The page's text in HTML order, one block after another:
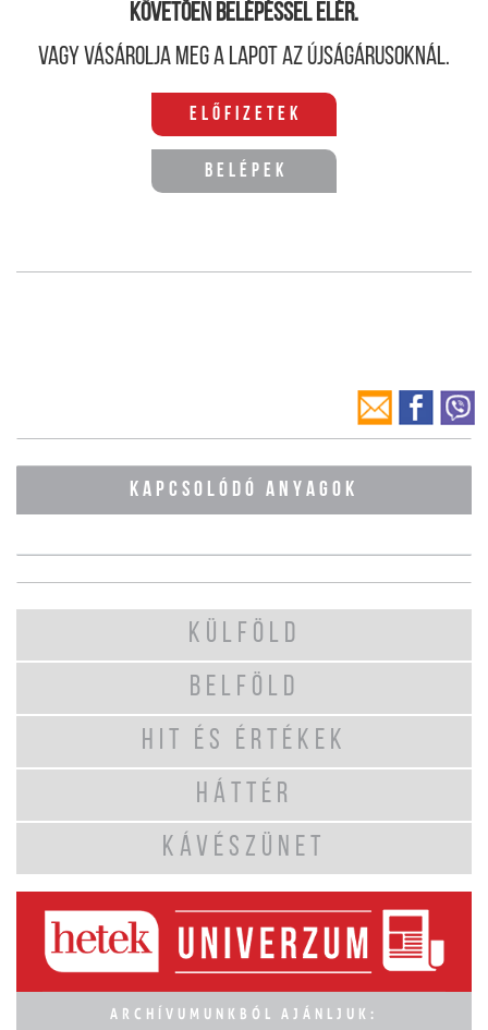
követően belépéssel elér.
Vagy vásárolja meg a lapot az újságárusoknál.
Előfizetek
Belépek
KAPCSOLÓDÓ ANYAGOK
KÜLFÖLD
BELFÖLD
HIT ÉS ÉRTÉKEK
HÁTTÉR
KÁVÉSZÜNET
ARCHÍVUMUNKBÓL AJÁNLJUK: